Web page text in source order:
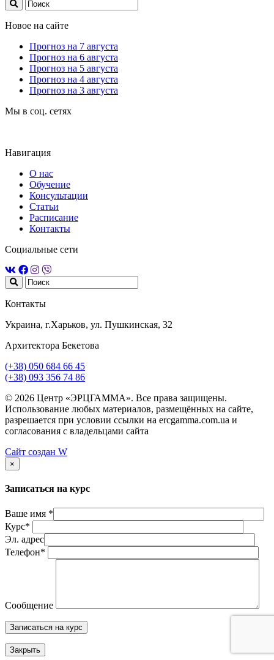
Новое на сайте
Прогноз на 7 августа
Прогноз на 6 августа
Прогноз на 5 августа
Прогноз на 4 августа
Прогноз на 3 августа
Мы в соц. сетях
Навигация
О нас
Обучение
Консультации
Статьи
Расписание
Контакты
Социальные сети
Контакты
Украина, г.Харьков, ул. Пушкинская, 32
Архитектора Бекетова
(+38) 050 684 66 45
(+38) 093 356 74 86
© 2026 Центр «ЭРЦГАММА». Все права защищены.
Использование любых материалов, размещённых на сайте,
разрешается при условии ссылки на ercgamma.com.ua и
согласования с владельцами сайта
Сайт создан W
×
Записаться на курс
Ваше имя *
Курс*
Эл. адрес
Телефон*
Сообщение
Закрыть